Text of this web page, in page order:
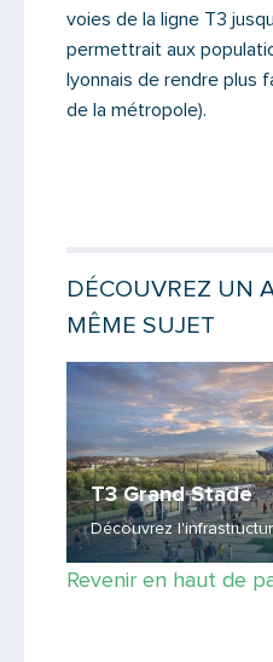
voies de la ligne T3
permettrait aux
lyonnais de rendre plus
de la métropole).
DÉCOUVREZ UN
MÊME SUJET
T3 Grand Stade
Découvrez
Revenir en haut de